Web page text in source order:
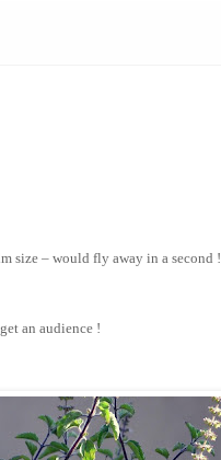
size – would fly away in a second !
an audience !